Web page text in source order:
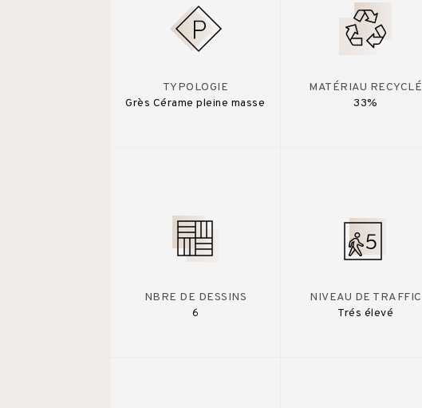
TYPOLOGIE
Grès Cérame pleine masse
MATÉRIAU RECYCLÉ
33%
NBRE DE DESSINS
6
NIVEAU DE TRAFFIC
Trés élevé